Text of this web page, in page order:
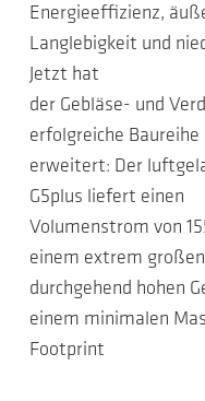
Energieeffizienz,
Langlebigkeit und
Jetzt hat
der Gebläse- und
erfolgreiche
erweitert: Der
G5plus liefert einen
Volumenstrom von
einem extrem
durchgehend hohen
einem minimalen
Footprint